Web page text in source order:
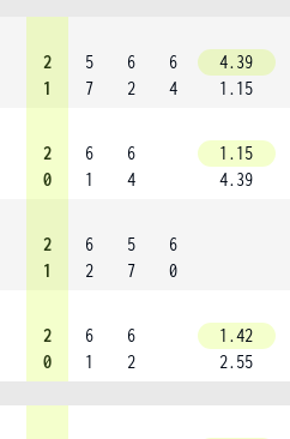
2
1
5
7
6
2
6
4
4.39
1.15
2
0
6
1
6
4
1.15
4.39
2
1
6
2
5
7
6
0
2
0
6
1
6
2
1.42
2.55